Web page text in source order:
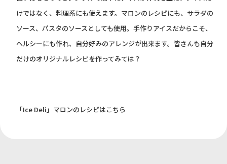
けではなく、料理系にも使えます。マロンのレシピにも、サラダの
ソース、パスタのソースとしても使用。手作りアイスだからこそ、
ヘルシーにも作れ、自分好みのアレンジが出来ます。皆さんも自分
だけのオリジナルレシピを作ってみては？
「Ice Deli」マロンのレシピはこちら